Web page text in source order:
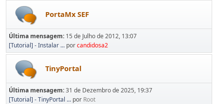
PortaMx SEF
Última mensagem: 15 de Julho de 2012, 13:07
[Tutorial] - Instalar ... porcandidosa2
TinyPortal
Última mensagem:31 de Dezembro de 2025, 19:37
[Tutorial] - TinyPortal ... por Root